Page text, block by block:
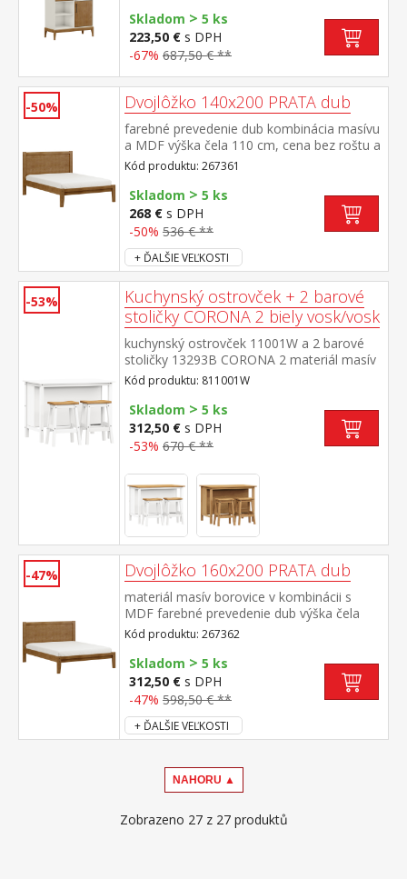
vína 2 kovové držiaky na uchytenie pohárov
na víno 1 presklená zásuvka, 2 police
Skladom > 5 ks
223,50 € s DPH
-67% 687,50 € **
-50% Dvojlôžko 140x200 PRATA dub
farebné prevedenie dub kombinácia masívu
a MDF výška čela 110 cm, cena bez roštu a
matraca odporúčaný rozmer matraca 140
× 200 cm a rošt R3
Kód produktu: 267361
Skladom > 5 ks
268 € s DPH
-50% 536 € **
+ ĎALŠIE VEĽKOSTI
-53%
Kuchynský ostrovček + 2 barové
stoličky CORONA 2 biely vosk/vosk
kuchynský ostrovček 11001W a 2 barové
stoličky 13293B CORONA 2 materiál masív
borovica voskovaná v bielom a medovom
odtieni rozmer ostrovčeka (š/h/v) 126 × 77
× 91 cm, 1 polica rozmer barovej stoličky
(š/h/v) 44 × 30 × 63 cm súčasť zostavy
Corona 2
Kód produktu: 811001W
Skladom > 5 ks
312,50 € s DPH
-53% 670 € **
-47% Dvojlôžko 160x200 PRATA dub
materiál masív borovice v kombinácii s
MDF farebné prevedenie dub výška čela
110 cm, cena bez roštu a
matraca odporúčaný rozmer matraca 160 ×
200 cm alebo 2 kusy 80 × 200 cm a rošt R2
Kód produktu: 267362
Skladom > 5 ks
312,50 € s DPH
-47% 598,50 € **
+ ĎALŠIE VEĽKOSTI
NAHORU ▲
Zobrazeno 27 z 27 produktů